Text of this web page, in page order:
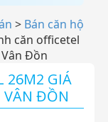
> Bán căn hộ
căn officetel
Đồn
26M2 GIÁ
VÂN ĐỒN